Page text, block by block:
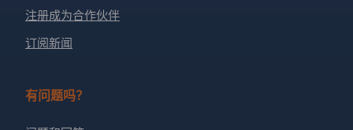
注册成为合作伙伴
订阅新闻
有问题吗？